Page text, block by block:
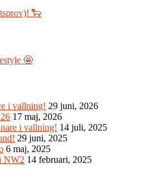
🐑
🤩
i vallning! 29 juni, 2026
17 maj, 2026
i vallning! 14 juli, 2025
29 juni, 2025
6 maj, 2025
NW2 14 februari, 2025